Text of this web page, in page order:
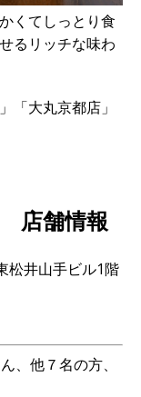
くてしっとり食
るリッチな味わ
「大丸京都店」
店舗情報
井山手ビル1階
、他７名の方、